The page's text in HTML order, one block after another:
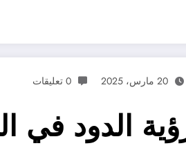
20 مارس، 2025 0 تعليقات
الدود في